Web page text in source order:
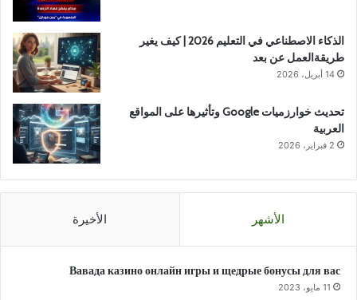
الذكاء الاصطناعي في التعليم 2026 | كيف يغير
طريقةالعمل عن بعد
14 أبريل، 2026
تحديث خوارزميات Google وتأثيرها على المواقع
العربية
2 فبراير، 2026
الأشهر الأخيرة
Вавада казино онлайн игры и щедрые бонусы для вас
11 مايو، 2023